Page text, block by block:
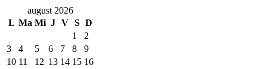
august 2026
L Ma Mi J V S D
1
2
3
4 5 6 7 8
9
10 11 12 13 14 15 16